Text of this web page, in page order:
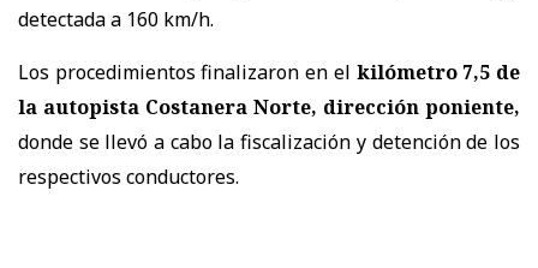
detectada a 160 km/h.
Los procedimientos finalizaron en el kilómetro 7,5 de
la autopista Costanera Norte, dirección poniente,
donde se llevó a cabo la fiscalización y detención de los
respectivos conductores.